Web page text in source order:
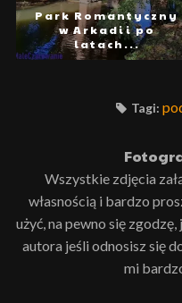
Park Romantyczny
w Arkadii po
latach...
Tagi:
Wszystkie zdjęcia
własnością i bardzo
użyć, na pewno się
autora jeśli odnosisz się
mi